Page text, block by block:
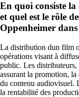
En quoi consiste
et quel est le rôle
Oppenheimer dans
La distribution dun film
opérations visant à
public. Les
assurant la promotion,
du contenu audiovisuel.
la rentabilité des